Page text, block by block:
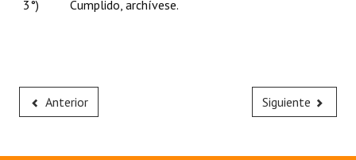
3°)
Cumplido, archívese.
Anterior Siguiente